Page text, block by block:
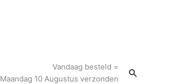
Vandaag besteld =
Maandag 10 Augustus verzonden
Zoeken